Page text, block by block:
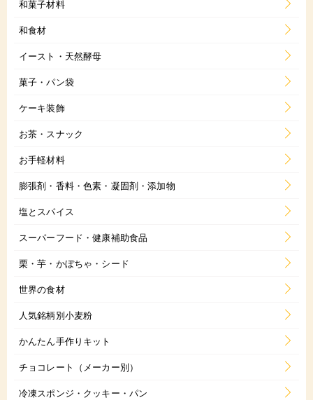
和菓子材料
和食材
イースト・天然酵母
菓子・パン袋
ケーキ装飾
お茶・スナック
お手軽材料
膨張剤・香料・色素・凝固剤・添加物
塩とスパイス
スーパーフード・健康補助食品
栗・芋・かぼちゃ・シード
世界の食材
人気銘柄別小麦粉
かんたん手作りキット
チョコレート（メーカー別）
冷凍スポンジ・クッキー・パン